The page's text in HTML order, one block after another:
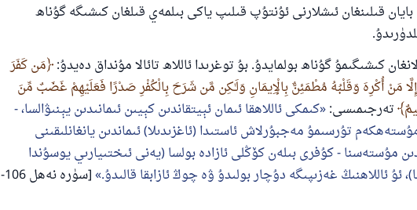
بايان قىلىنغان ئىشلارنى ئۇنتۇپ قىلىپ ياكى بىلمەي قىلغان كىشىگە گۇناھ
كىشىگىمۇ گۇناھ بولمايدۇ. بۇ توغرىدا ئاللاھ تائالا مۇنداق دەيدۇ: مَن كَفَرَ
إِلَّا مَنْ أُكْرِهَ وَقَلْبُهُ مُطْمَئِنٌّ بِالْإِيمَانِ وَلَـٰكِن مَّن شَرَحَ بِالْكُفْرِ صَدْرًا فَعَلَيْهِمْ غَضَبٌ مِّنَ
تەرجىمىسى: كىمكى ئاللاھقا ئىمان ئېيتقاندىن كېيىن ئىمانىدىن يېنىۋالسا، -
تۇرسىمۇ مەجبۇرلاش ئاستىدا (ئاغزىدىلا) ئىماندىن يانغانلىقىنى
مۇستەسنا - كۇفرى بىلەن كۆڭلى ئازادە بولسا (يەنى ئىختىيارىي يوسۇندا
ئۇ ئاللاھنىڭ غەزىپىگە دۇچار بولىدۇ ۋە چوڭ ئازابقا قالىدۇ.
[سۈرە نەھل 106-